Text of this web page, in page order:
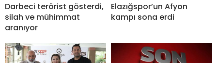
Darbeci terörist gösterdi,
silah ve mühimmat
aranıyor
Elazığspor’un Afyon
kampı sona erdi